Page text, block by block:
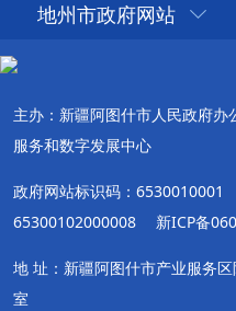
地州市政府网站
主办：新疆阿图什市人民政府办
服务和数字发展中心
政府网站标识码：6530010001
65300102000008
新ICP备
地 址：新疆阿图什市产业服务
室